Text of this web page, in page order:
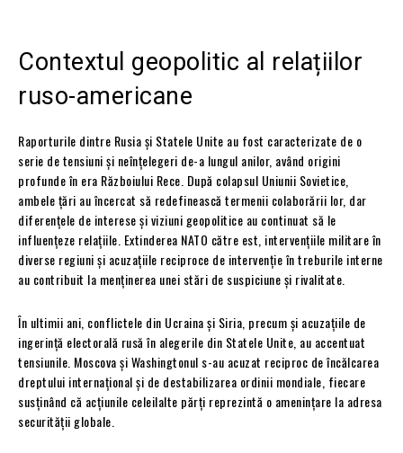
Contextul geopolitic al relațiilor
ruso-americane
Raporturile dintre Rusia și Statele Unite au fost caracterizate de o
serie de tensiuni și neînțelegeri de-a lungul anilor, având origini
profunde în era Războiului Rece. După colapsul Uniunii Sovietice,
ambele țări au încercat să redefinească termenii colaborării lor, dar
diferențele de interese și viziuni geopolitice au continuat să le
influențeze relațiile. Extinderea NATO către est, intervențiile militare în
diverse regiuni și acuzațiile reciproce de intervenție în treburile interne
au contribuit la menținerea unei stări de suspiciune și rivalitate.
În ultimii ani, conflictele din Ucraina și Siria, precum și acuzațiile de
ingerință electorală rusă în alegerile din Statele Unite, au accentuat
tensiunile. Moscova și Washingtonul s-au acuzat reciproc de încălcarea
dreptului internațional și de destabilizarea ordinii mondiale, fiecare
susținând că acțiunile celeilalte părți reprezintă o amenințare la adresa
securității globale.